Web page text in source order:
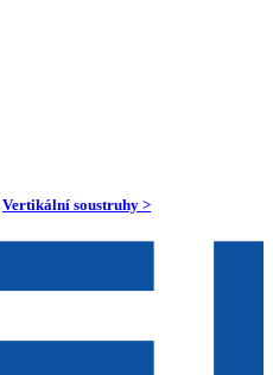
Vertikální soustruhy >